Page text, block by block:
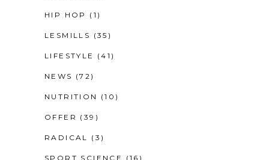
HIP HOP (1)
LESMILLS (35)
LIFESTYLE (41)
NEWS (72)
NUTRITION (10)
OFFER (39)
RADICAL (3)
SPORT SCIENCE (16)